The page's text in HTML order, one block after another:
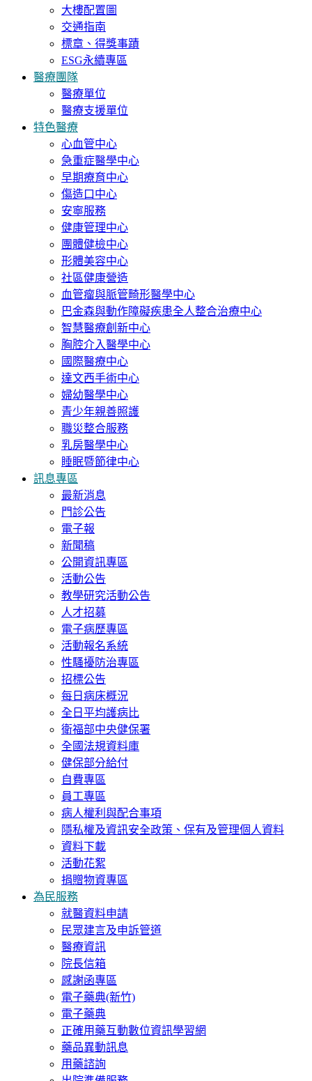
大樓配置圖
交通指南
標章、得獎事蹟
ESG永續專區
醫療團隊
醫療單位
醫療支援單位
特色醫療
心血管中心
急重症醫學中心
早期療育中心
傷造口中心
安寧服務
健康管理中心
團體健檢中心
形體美容中心
社區健康營造
血管瘤與脈管畸形醫學中心
巴金森與動作障礙疾患全人整合治療中心
智慧醫療創新中心
胸腔介入醫學中心
國際醫療中心
達文西手術中心
婦幼醫學中心
青少年親善照護
職災整合服務
乳房醫學中心
睡眠暨節律中心
訊息專區
最新消息
門診公告
電子報
新聞稿
公開資訊專區
活動公告
教學研究活動公告
人才招募
電子病歷專區
活動報名系統
性騷擾防治專區
招標公告
每日病床概況
全日平均護病比
衛福部中央健保署
全國法規資料庫
健保部分給付
自費專區
員工專區
病人權利與配合事項
隱私權及資訊安全政策、保有及管理個人資料
資料下載
活動花絮
捐贈物資專區
為民服務
就醫資料申請
民眾建言及申訴管道
醫療資訊
院長信箱
感謝函專區
電子藥典(新竹)
電子藥典
正確用藥互動數位資訊學習網
藥品異動訊息
用藥諮詢